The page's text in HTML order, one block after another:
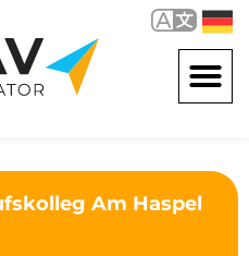
Am Haspel